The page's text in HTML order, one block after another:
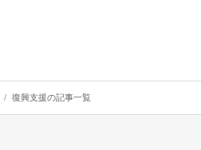
復興支援の記事一覧